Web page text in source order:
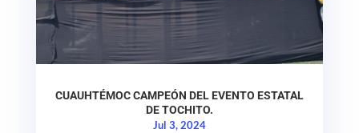
CUAUHTÉMOC CAMPEÓN DEL EVENTO ESTATAL
DE TOCHITO.
Jul 3, 2024